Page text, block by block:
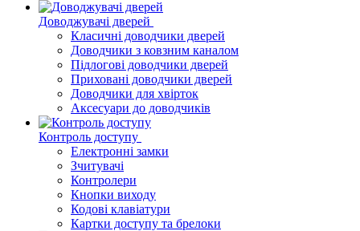
Доводжувачі дверей
Класичні доводчики дверей
Доводчики з ковзним каналом
Підлогові доводчики дверей
Приховані доводчики дверей
Доводчики для хвірток
Аксесуари до доводчиків
Контроль доступу
Електронні замки
Зчитувачі
Контролери
Кнопки виходу
Кодові клавіатури
Картки доступу та брелоки